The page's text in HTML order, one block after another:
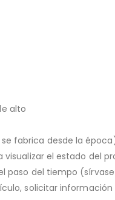
alto
fabrica desde la
visualizar el estado del
paso del tiempo
solicitar información